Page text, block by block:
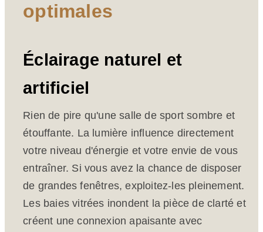
optimales
Éclairage naturel et
artificiel
Rien de pire qu'une salle de sport sombre et
étouffante. La lumière influence directement
votre niveau d'énergie et votre envie de vous
entraîner. Si vous avez la chance de disposer
de grandes fenêtres, exploitez-les pleinement.
Les baies vitrées inondent la pièce de clarté et
créent une connexion apaisante avec